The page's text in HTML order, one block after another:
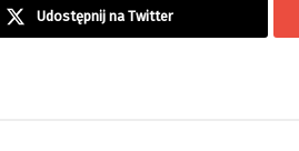
Udostępnij na Twitter